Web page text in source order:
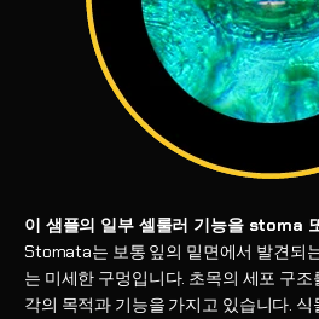
이 샘플의 일부 셀룰러 기능을 stoma
Stomata는 보통 잎의 밑면에서 발견되
는 미세한 구멍입니다. 초목의 세포 구
각의 목적과 기능을 가지고 있습니다.